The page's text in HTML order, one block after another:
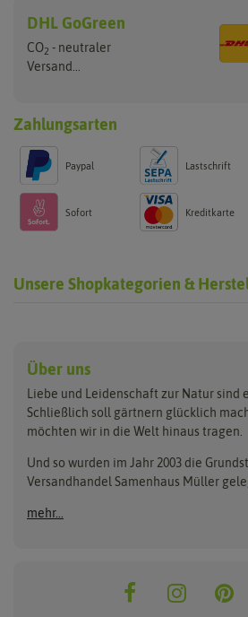
DHL GoGreen
CO2 - neutraler
Versand...
Zahlungsarten
Paypal Lastschrift
Sofort Kreditkarte
Unsere Shopkategorien &
Anzuchtschalen
Beleuchtung
Erdbeertürme
Folien, Vliese und Netze
Gartengeräte
Nützlinge & Nisthilfen
Benary
Buzzy Seeds
Clever Pots
Dürr-Samen
Über uns
Liebe und Leidenschaft zur Natur sind
Schließlich soll gärtnern glücklich
möchten wir in die Welt hinaus tragen.
Und so wurden im Jahr 2003 die
Versandhandel Samenhaus Müller
mehr...